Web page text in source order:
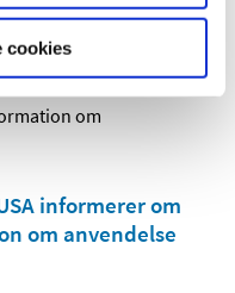
cookies
all branded
om
informerer om
om anvendelse